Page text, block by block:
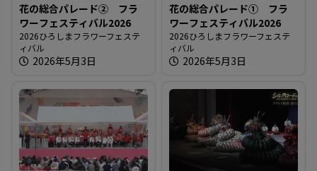
花の総合パレード② フラ
ワーフェスティバル2026
2026ひろしまフラワーフェステ
ィバル
2026年5月3日
花の総合パレード① フラ
ワーフェスティバル2026
2026ひろしまフラワーフェステ
ィバル
2026年5月3日